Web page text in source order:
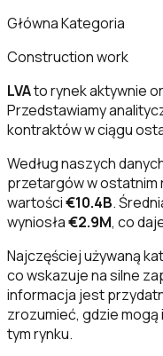
Główna Kategoria
Construction work
LVAto rynek aktywnie
Przedstawiamy
kontraktów w ciągu
Według naszych
przetargów w ostatnim
wartości€10.4B.
wyniosła€2.9M, co
Najczęściej używaną
co wskazuje na silne
informacja jest
zrozumieć, gdzie
tym rynku.